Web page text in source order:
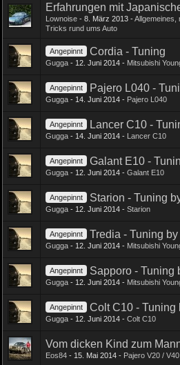
Erfahrungen mit
Lownoise - 8. März 2013 -Allgemeines,
Tricks rund ums Auto
Angepinnt Cordia - Tuning
Gugga - 12. Juni 2014 - Mitsubishi
Angepinnt Pajero L040 -
Gugga - 14. Juni 2014 - Pajero L040
Angepinnt Lancer C10 -
Gugga - 14. Juni 2014 - Lancer C10
Angepinnt Galant E10 -
Gugga - 12. Juni 2014 - Galant E10
Angepinnt Starion - Tuning
Gugga - 12. Juni 2014 - Starion
Angepinnt Tredia - Tuning
Gugga - 12. Juni 2014 - Mitsubishi
Angepinnt Sapporo - Tuning
Gugga - 12. Juni 2014 - Mitsubishi
Angepinnt Colt C10 - Tuning
Gugga - 12. Juni 2014 - Colt C10
Vom dicken Kind zum
Eos84 - 15. Mai 2014 - Pajero V20 / V40